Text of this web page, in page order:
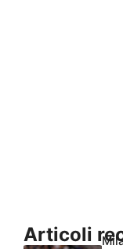
Articoli